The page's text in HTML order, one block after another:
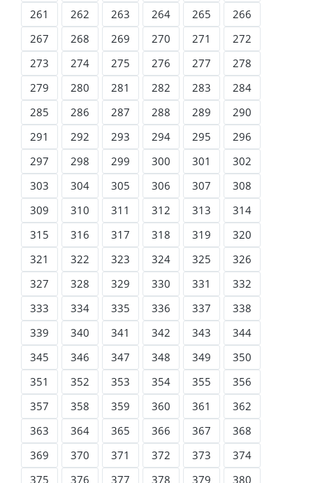
261
262 263 264 265
266
267
268 269 270 271
272
273
274 275 276 277
278
279
280 281 282 283
284
285
286 287 288 289
290
291
292 293 294 295
296
297
298 299 300 301
302
303
304 305 306 307
308
309
310 311 312 313
314
315
316 317 318 319
320
321
322 323 324 325
326
327
328 329 330 331
332
333
334 335 336 337
338
339
340 341 342 343
344
345
346 347 348 349
350
351
352 353 354 355
356
357
358 359 360 361
362
363
364 365 366 367
368
369
370 371 372 373
374
375
376 377 378 379 380